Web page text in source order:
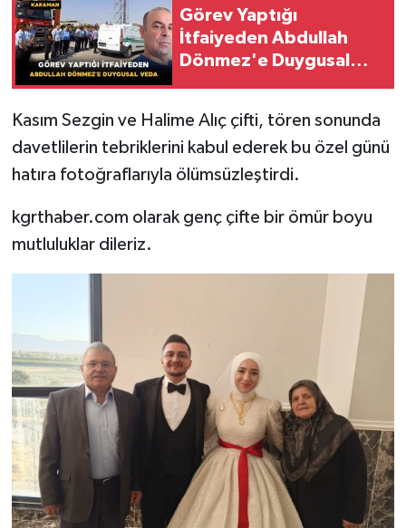
Görev Yaptığı
İtfaiyeden Abdullah
Dönmez'e Duygusal
Kasım Sezgin ve Halime Alıç çifti, tören sonunda
davetlilerin tebriklerini kabul ederek bu özel günü
hatıra fotoğraflarıyla ölümsüzleştirdi.
kgrthaber.com olarak genç çifte bir ömür boyu
mutluluklar dileriz.